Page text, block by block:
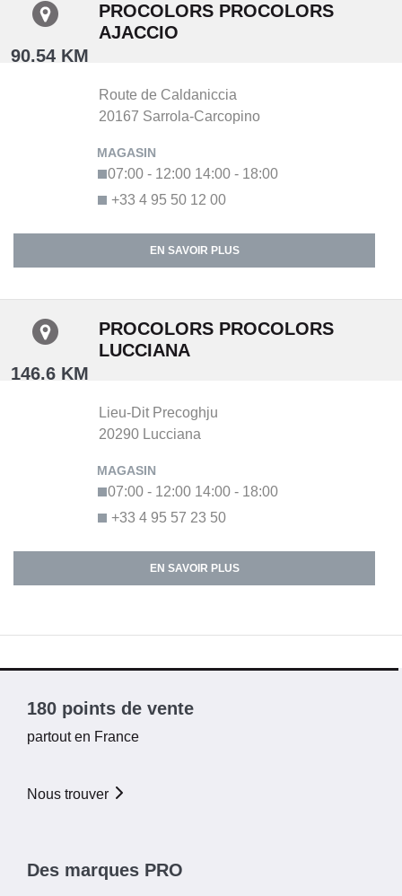
90.54 KM
PROCOLORS PROCOLORS
AJACCIO
Route de Caldaniccia
20167 Sarrola-Carcopino
+33 4 95 50 12 00
07:00 - 12:00 14:00 - 18:00
EN SAVOIR PLUS
146.6 KM
PROCOLORS PROCOLORS
LUCCIANA
Lieu-Dit Precoghju
20290 Lucciana
+33 4 95 57 23 50
07:00 - 12:00 14:00 - 18:00
EN SAVOIR PLUS
180 points de vente
partout en France
Nous trouver
Des marques PRO